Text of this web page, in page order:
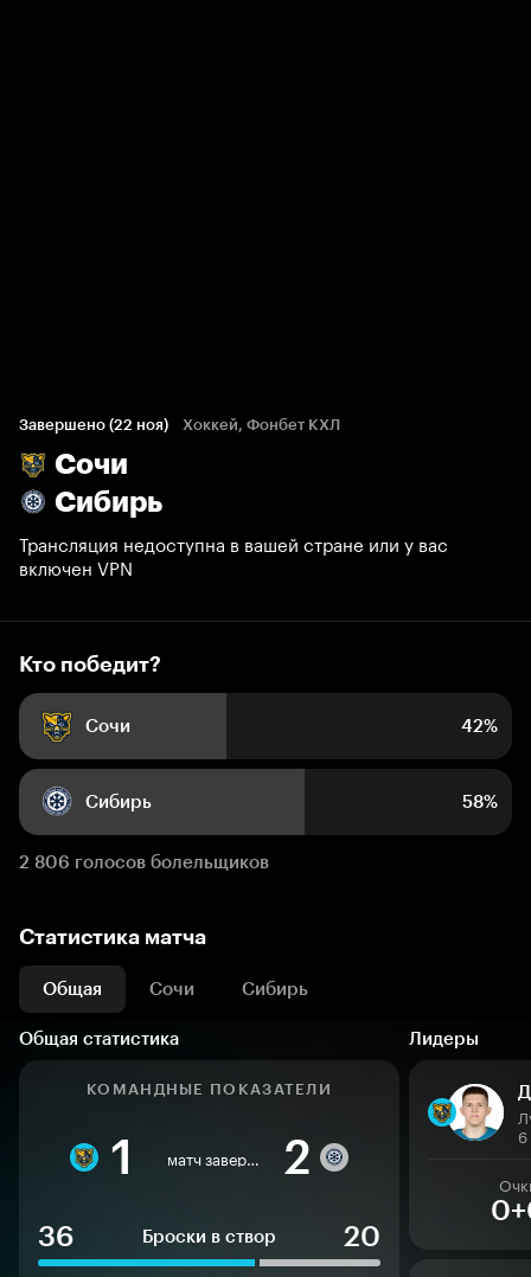
Завершено (22 ноя) Хоккей, Фонбет КХЛ
Сочи
Сибирь
Трансляция недоступна в вашей стране или у вас
включен VPN
42%
Кто победит?
Сочи 42%
Сибирь 58%
2 806 голосов болельщиков
Статистика матча
Общая Сочи Сибирь
Общая статистика Лидеры
КОМАНДНЫЕ ПОКАЗАТЕЛИ
1 матч завершен 2
36 Броски в створ
20